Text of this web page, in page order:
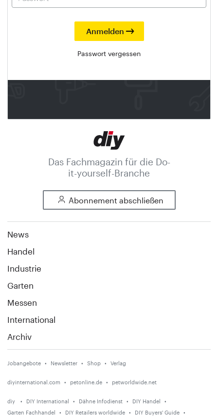
Passwort vergessen
Das Fachmagazin für die Do-
it-yourself-Branche
Abonnement abschließen
News
Handel
Industrie
Garten
Messen
International
Archiv
Jobangebote Newsletter Shop Verlag
diyinternational.com petonline.de petworldwide.net
diy DIY International Dähne Infodienst
DIY Handel
Garten Fachhandel
DIY Retailers worldwide DIY Buyers' Guide